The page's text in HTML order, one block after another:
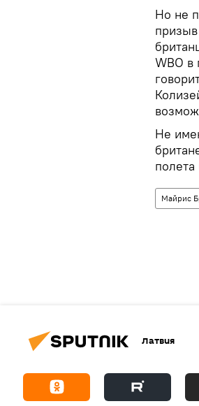
Но не
WBO
Не
полета
Майрис
Латвия